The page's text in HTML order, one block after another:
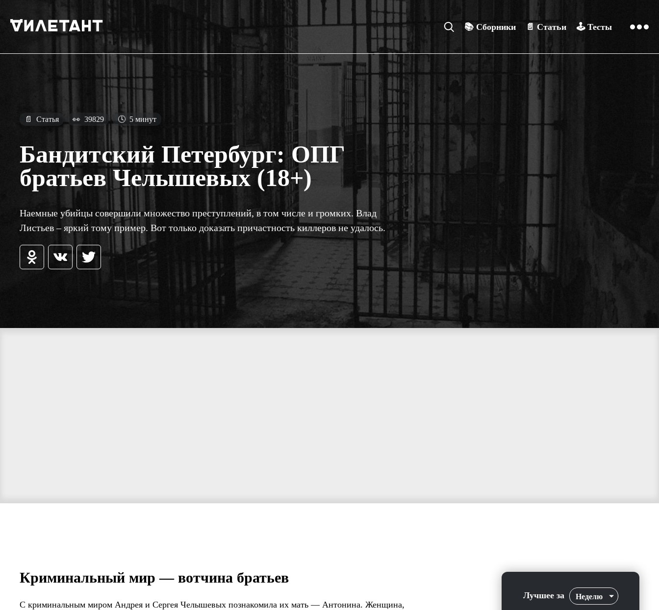
📚 Сборники 📄 Статьи 🕹️ Тесты
📄 Статья 👀 39829 🕓 5 минут
Бандитский Петербург: ОПГ
братьев Челышевых (18+)
Наемные убийцы совершили множество преступлений, в том числе и громких. Влад
Листьев – яркий тому пример. Вот только доказать причастность киллеров не удалось.
Криминальный мир — вотчина братьев
С криминальным миром Андрея и Сергея Челышевых познакомила их мать — Антонина. Женщина,
Лучшее за Неделю